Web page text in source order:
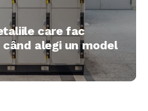
care fac
alegi un model